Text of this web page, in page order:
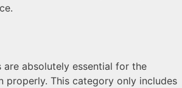
are absolutely essential for the
properly. This category only includes